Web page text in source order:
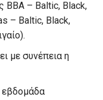
ΒΒΑ – Baltic, Black,
– Baltic, Black,
με συνέπεια η
εβδομάδα